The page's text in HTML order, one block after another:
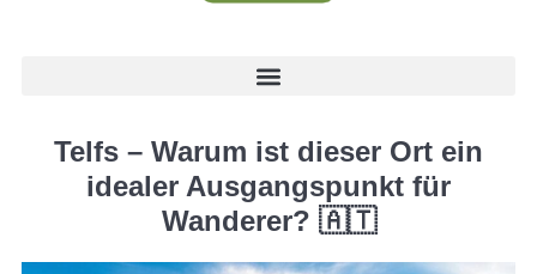
Telfs – Warum ist dieser Ort ein
idealer Ausgangspunkt für
Wanderer? 🇦🇹